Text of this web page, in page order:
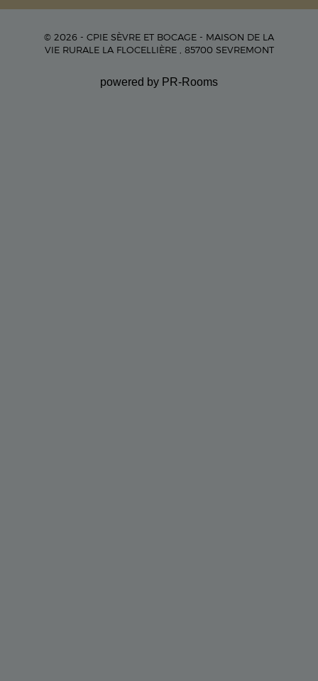
© 2026 - CPIE SÈVRE ET BOCAGE - MAISON DE LA
VIE RURALE LA FLOCELLIÈRE , 85700 SEVREMONT
powered by PR-Rooms